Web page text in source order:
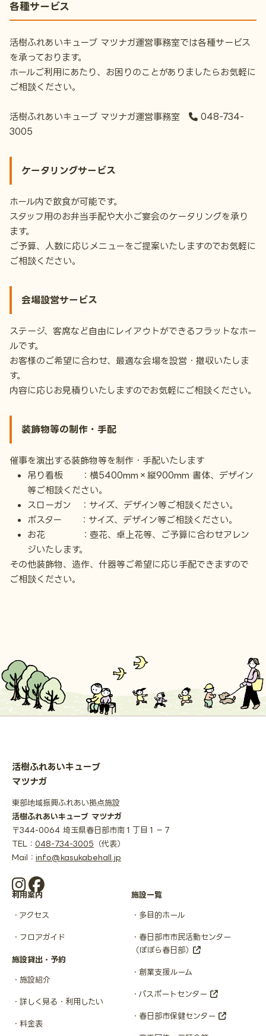
各種サービス
活樹ふれあいキューブ マツナガ運営事務室では各種サービス
を承っております。
ホールご利用にあたり、お困りのことがありましたらお気軽に
ご相談ください。
活樹ふれあいキューブ マツナガ運営事務室
048-734-
3005
ケータリングサービス
ホール内で飲食が可能です。
スタッフ用のお弁当手配や大小ご宴会のケータリングを承り
ます。
ご予算、人数に応じメニューをご提案いたしますのでお気軽に
ご相談ください。
会場設営サービス
ステージ、客席など自由にレイアウトができるフラットなホー
ルです。
お客様のご希望に合わせ、最適な会場を設営・撤収いたしま
す。
内容に応じお見積りいたしますのでお気軽にご相談ください。
装飾物等の制作・手配
催事を演出する装飾物等を制作・手配いたします
吊り看板 ：横5400mm×縦900mm 書体、デザイン
等ご相談ください。
スローガン ：サイズ、デザイン等ご相談ください。
ポスター ：サイズ、デザイン等ご相談ください。
お花 ：壺花、卓上花等、ご予算に合わせアレン
ジいたします。
その他装飾物、造作、什器等ご希望に応じ手配できますので
ご相談ください。
活樹ふれあいキューブ
マツナガ
東部地域振興ふれあい拠点施設
活樹ふれあいキューブ マツナガ
〒344-0064 埼玉県春日部市南１丁目１−７
TEL： 048-734-3005 （代表）
Mail： info@kasukabehall.jp
利用案内
アクセス
フロアガイド
施設貸出・予約
施設紹介
詳しく見る・利用したい
料金表
施設一覧
多目的ホール
春日部市市民活動センター
（ぽぽら春日部）
創業支援ルーム
パスポートセンター
春日部市保健センター